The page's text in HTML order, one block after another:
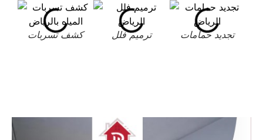
كشف تسربات ترميم فلل تجديد حمامات